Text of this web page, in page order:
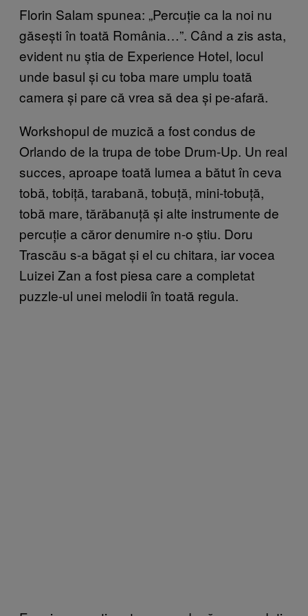
Florin Salam spunea: „Percuție ca la noi nu
găsești în toată România…”. Când a zis asta,
evident nu știa de Experience Hotel, locul
unde basul și cu toba mare umplu toată
camera și pare că vrea să dea și pe-afară.
Workshopul de muzică a fost condus de
Orlando de la trupa de tobe Drum-Up. Un real
succes, aproape toată lumea a bătut în ceva
tobă, tobiță, tarabană, tobuță, mini-tobuță,
tobă mare, tărăbanuță și alte instrumente de
percuție a căror denumire n-o știu. Doru
Trascău s-a băgat și el cu chitara, iar vocea
Luizei Zan a fost piesa care a completat
puzzle-ul unei melodii în toată regula.